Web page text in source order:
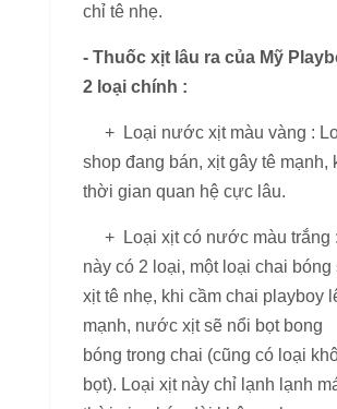
chỉ tê nhẹ.
- Thuốc xịt lâu ra của Mỹ
2 loại chính :
+ Loại nước xịt màu vàng :
shop đang bán, xịt gây tê mạnh,
thời gian quan hệ cực lâu.
+ Loại xịt có nước màu trắng
này có 2 loại, một loại chai bóng
xịt tê nhẹ, khi cầm chai playboy
mạnh, nước xịt sẽ nổi bọt bong
bóng trong chai (cũng có loại
bọt). Loại xịt này chỉ lạnh lạnh